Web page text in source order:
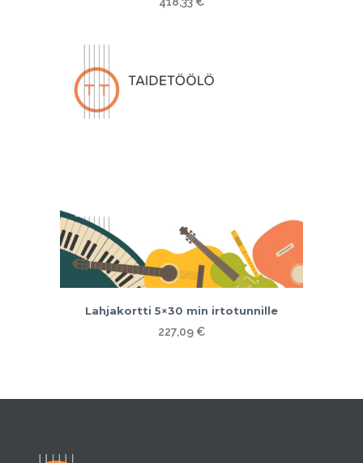
Lahjakortti 5×30 min irtotunnille
227,09 €